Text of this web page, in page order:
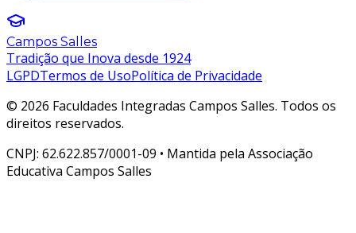
Campos Salles
Tradição que Inova desde 1924
LGPDTermos de UsoPolítica de Privacidade
© 2026 Faculdades Integradas Campos Salles. Todos os
direitos reservados.
CNPJ: 62.622.857/0001-09 • Mantida pela Associação
Educativa Campos Salles